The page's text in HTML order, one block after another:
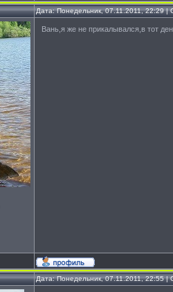
Дата: Понедельник, 07.11.2011, 22:29
Вань,я же не прикалывался,в тот
Дата: Понедельник, 07.11.2011, 22:55